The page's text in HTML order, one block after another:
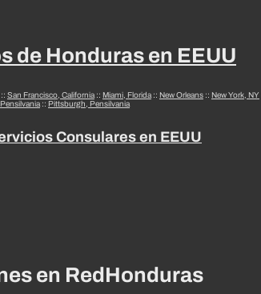
de Honduras en EEUU
:: San Francisco, California :: Miami, Florida :: New Orleans :: New York, NY
Pensilvania :: Pittsburgh, Pensilvania
Consulares en EEUU
en RedHonduras